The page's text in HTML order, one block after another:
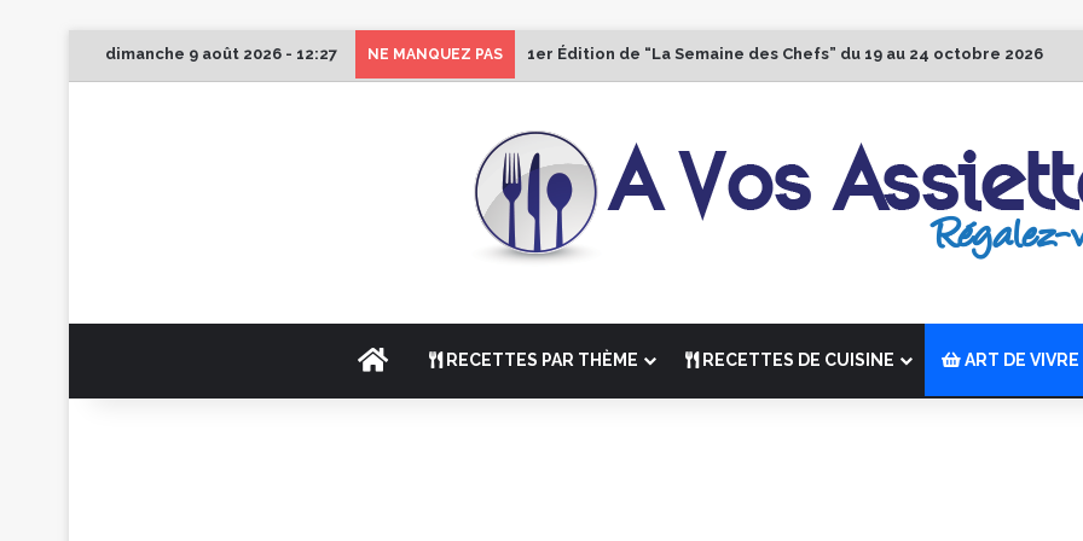
dimanche 9 août 2026 - 12:27 NE MANQUEZ PAS 1er Édition de “La Semaine des Chefs” du 19 au 24 octobre 2026
ACCUEILRECETTES PAR THÈME RECETTES DE CUISINE ART DE VIVRE